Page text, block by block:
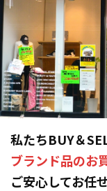
私たちBUY＆
ブランド品のお
ご安心してお任